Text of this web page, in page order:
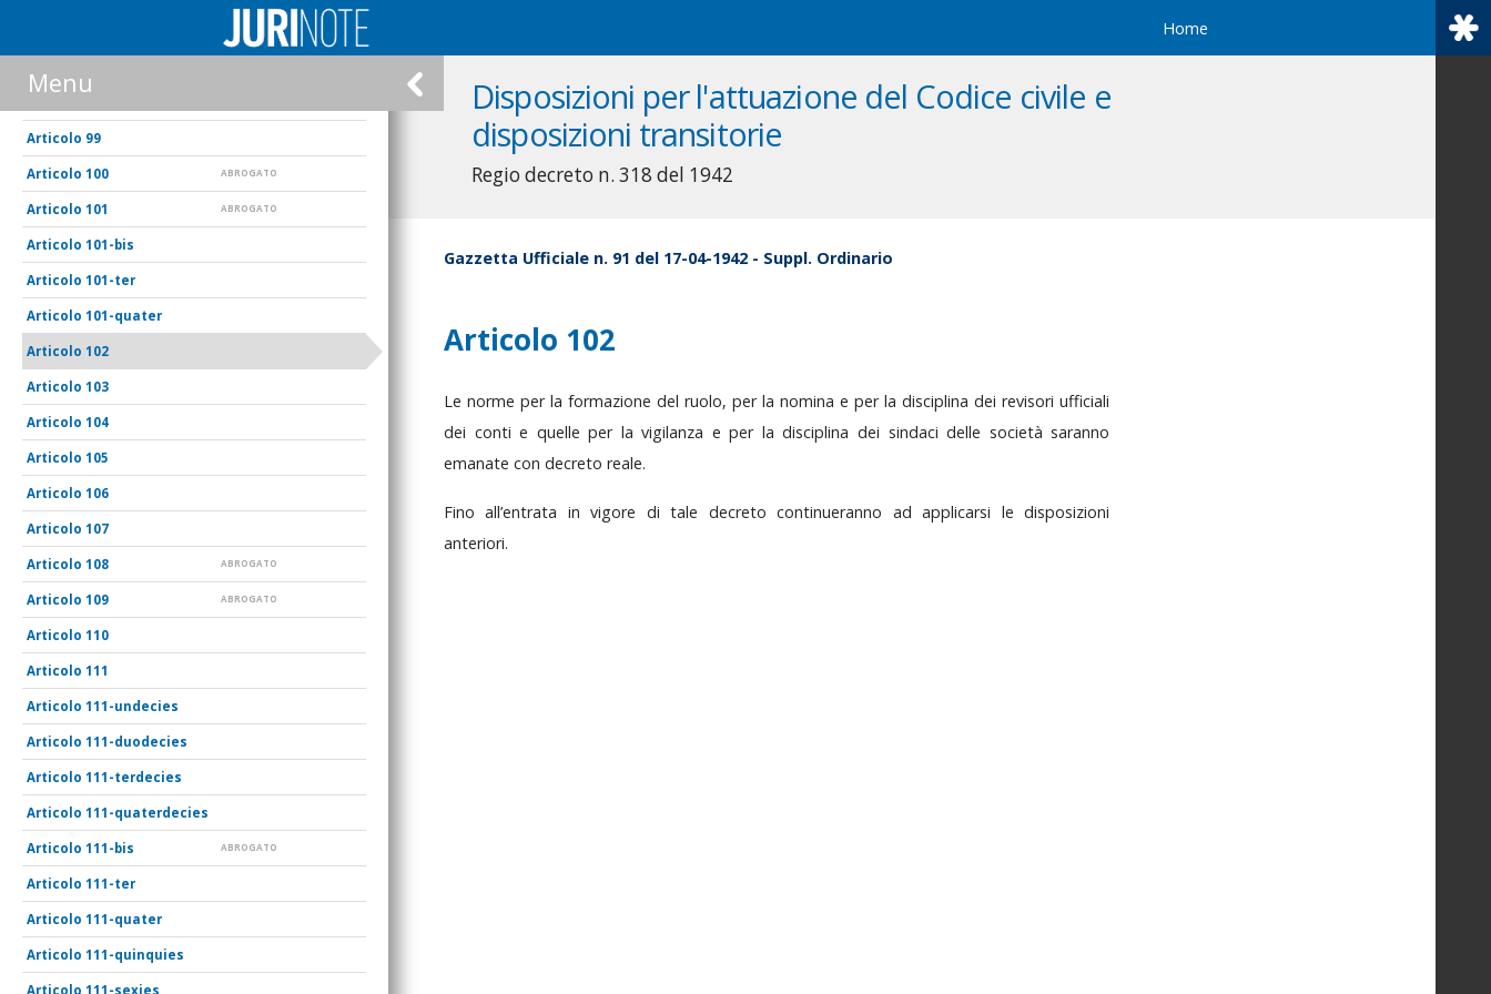
Home
Disposizioni per l'attuazione del Codice civile e
disposizioni transitorie
Regio decreto n. 318 del 1942
Menu
99
100 ABROGATO
101 ABROGATO
101-bis
101-ter
101-quater
102
103
104
105
106
107
108 ABROGATO
109 ABROGATO
110
111
111-undecies
111-duodecies
111-terdecies
111-quaterdecies
111-bis ABROGATO
111-ter
111-quater
111-quinquies
111-sexies
Gazzetta Ufficiale n. 91 del 17-04-1942 - Suppl. Ordinario
Articolo 102
Le norme per la formazione del ruolo, per la nomina e per la disciplina dei revisori ufficiali
dei contie quelleper lavigilanza eper ladisciplinadei sindacidelle societàsaranno
emanate con decreto reale.
Finoall’entrata invigore ditale decretocontinueranno adapplicarsi ledisposizioni
anteriori.